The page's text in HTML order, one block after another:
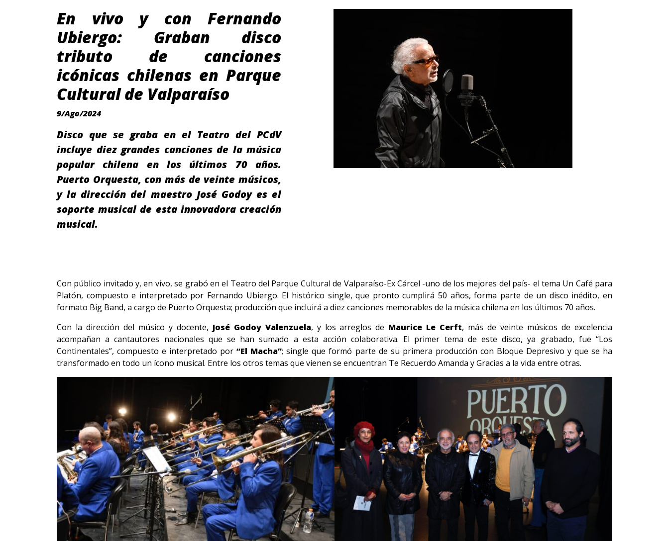
En vivo y con Fernando
Ubiergo: Graban disco
tributo de canciones
icónicas chilenas en Parque
Cultural de Valparaíso
9/Ago/2024
Disco que se graba en el Teatro del PCdV
incluye diez grandes canciones de la música
popular chilena en los últimos 70 años.
Puerto Orquesta, con más de veinte músicos,
y la dirección del maestro José Godoy es el
soporte musical de esta innovadora creación
musical.
Con público invitado y, en vivo, se grabó en el Teatro del Parque Cultural de Valparaíso-Ex Cárcel -uno de los mejores del país- el tema Un Café para
Platón, compuesto e interpretado por Fernando Ubiergo. El histórico single, que pronto cumplirá 50 años, forma parte de un disco inédito, en
formato Big Band, a cargo de Puerto Orquesta; producción que incluirá a diez canciones memorables de la música chilena en los últimos 70 años.
Con la dirección del músico y docente, José Godoy Valenzuela, y los arreglos de Maurice Le Cerft, más de veinte músicos de excelencia
acompañan a cantautores nacionales que se han sumado a esta acción colaborativa. El primer tema de este disco, ya grabado, fue “Los
Continentales”, compuesto e interpretado por“El Macha”; single que formó parte de su primera producción con Bloque Depresivo y que se ha
transformado en todo un ícono musical. Entre los otros temas que vienen se encuentran Te Recuerdo Amanda y Gracias a la vida entre otras.